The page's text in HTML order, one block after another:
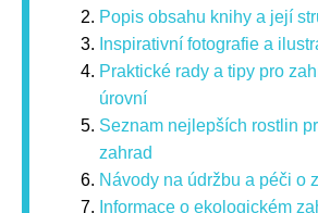
Popis obsahu knihy a její
Inspirativní fotografie a
Praktické rady a tipy pro
úrovní
Seznam nejlepších rostlin
zahrad
Návody na údržbu a péči o
Informace o ekologickém